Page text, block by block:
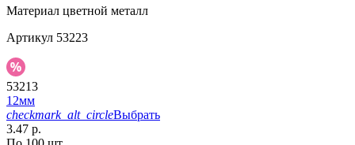
Материал цветной металл
Артикул 53223
53213
12мм
checkmark_alt_circleВыбрать
3.47 р.